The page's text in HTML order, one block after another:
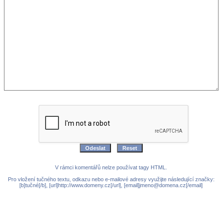
V rámci komentářů nelze používat tagy HTML.
Pro vložení tučného textu, odkazu nebo e-mailové adresy využijte následující značky:
[b]tučné[/b], [url]http://www.domeny.cz[/url], [email]jmeno@domena.cz[/email]